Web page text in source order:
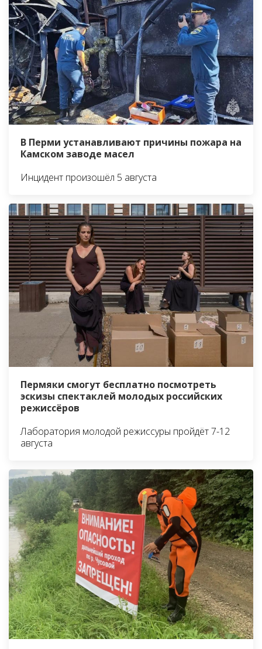
В Перми устанавливают причины пожара на
Камском заводе масел
Инцидент произошёл 5 августа
Пермяки смогут бесплатно посмотреть
эскизы спектаклей молодых российских
режиссёров
Лаборатория молодой режиссуры пройдёт 7-12
августа